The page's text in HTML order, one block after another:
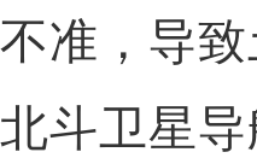
准，导
斗卫星